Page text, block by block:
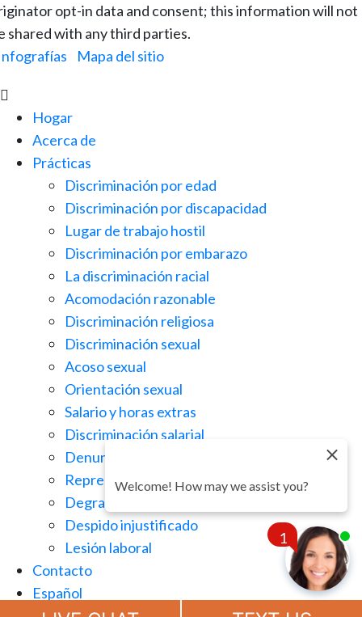
opt-in data and consent; this information will not
shared with any third parties.
Mapa del sitio

Hogar
Acerca de
Prácticas
Discriminación por edad
Discriminación por discapacidad
Lugar de trabajo hostil
Discriminación por embarazo
La discriminación racial
Acomodación razonable
Discriminación religiosa
Discriminación sexual
Acoso sexual
Orientación sexual
Salario y horas extras
Discriminación salarial
Denuncia de irregularidades
Represalias en el lugar de trabajo
Degradación injusta
Despido injustificado
Lesión laboral
Contacto
Español
1
Chat
Welcome! How may we assist you?